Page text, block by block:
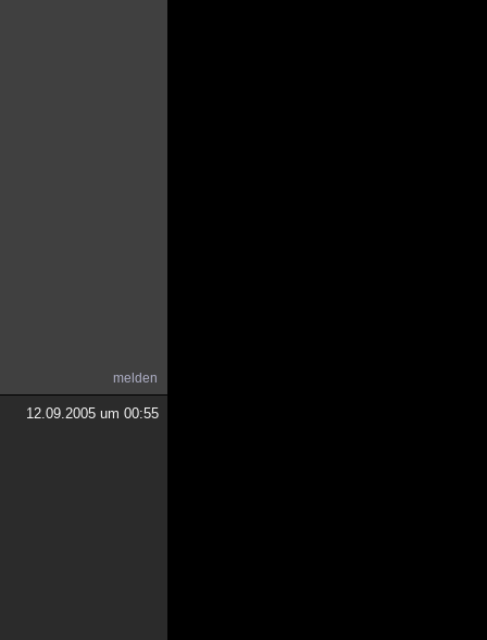
melden
12.09.2005 um 00:55